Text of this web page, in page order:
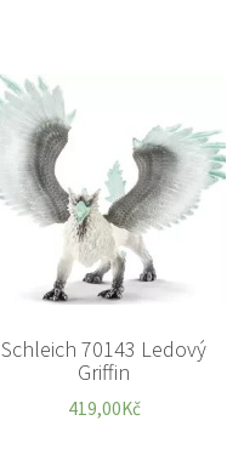
Schleich 70143 Ledový
Griffin
419,00Kč